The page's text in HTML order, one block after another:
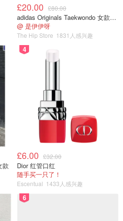
子气泡饮啦，做法超级简单，就
气泡水，我还加了点草莓粉进去
£20.00 £80.00
adidas Originals Taekwondo 女款黑色运动鞋
@ 是伊伊呀
The Hip Store 1831人感兴趣
款
4
£6.00 £32.00
Dior 红管口红
随手买一只了！
Escentual 1433人感兴趣
6